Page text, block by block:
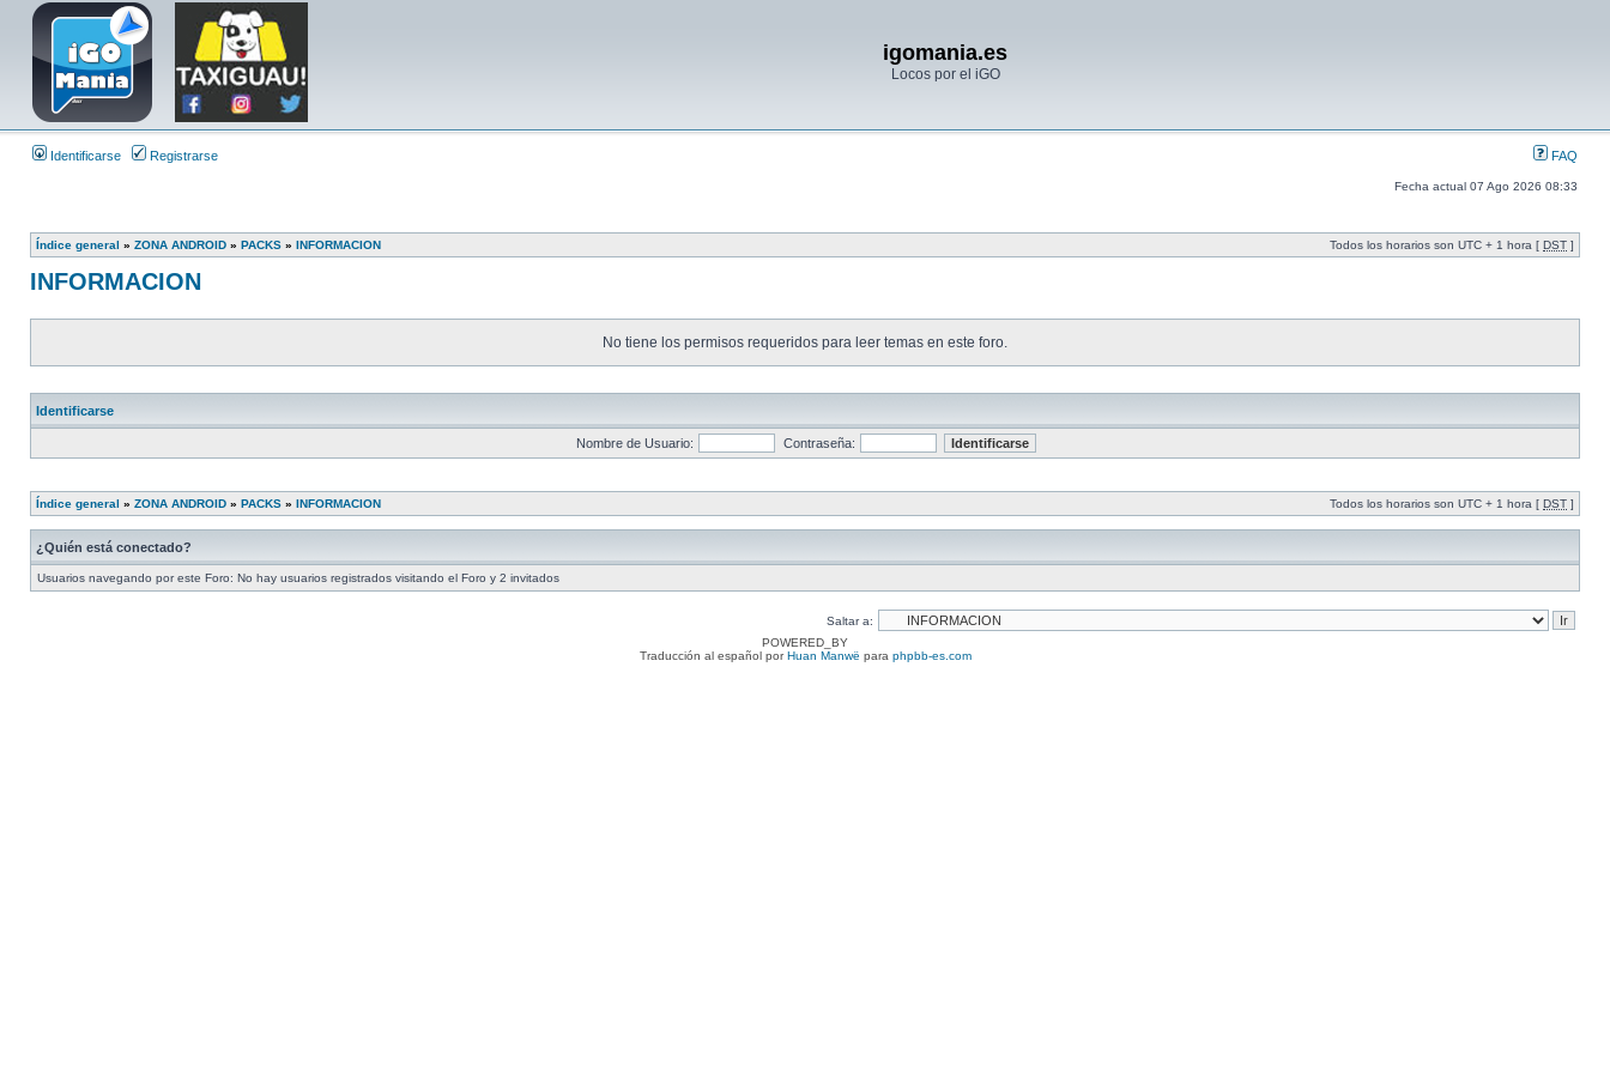
igomania.es
Locos por el iGO
Identificarse Registrarse FAQ
Fecha actual 07 Ago 2026 08:33
Índice general » ZONA ANDROID » PACKS » INFORMACION Todos los horarios son UTC + 1 hora [ DST ]
INFORMACION
No tiene los permisos requeridos para leer temas en este foro.
Identificarse
Nombre de Usuario: Contraseña:
Índice general » ZONA ANDROID » PACKS » INFORMACION Todos los horarios son UTC + 1 hora [ DST ]
¿Quién está conectado?
Usuarios navegando por este Foro: No hay usuarios registrados visitando el Foro y 2 invitados
Saltar a:
POWERED_BY
Traducción al español porHuan Manwë para phpbb-es.com